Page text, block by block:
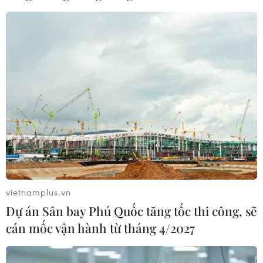
mạch 2026 sẽ khai mạc ngày 6/11 tại
Đặc sắc lễ hội nghệ thuật dân
gian tại Kyrgyzstan
03/08/2026 05:45
Độc đáo nghi lễ rước Lệnh Ông Sanh
tại Lễ hội Cầu ngư Phan Thiết
02/08/2026 04:44
vietnamplus.vn
Dự án Sân bay Phú Quốc tăng tốc thi công, sẽ
cán mốc vận hành từ tháng 4/2027